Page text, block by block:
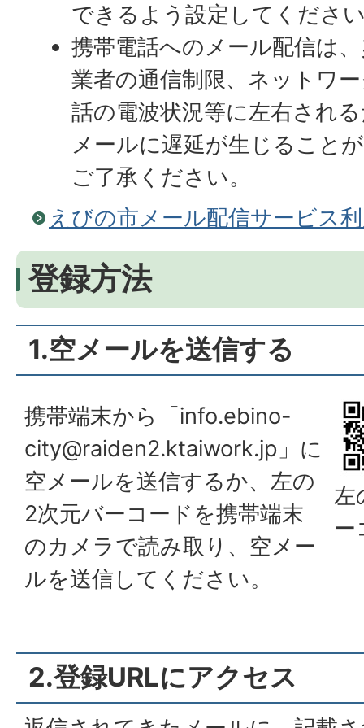
できるよう設定してくださ
携帯電話へのメール配信は
業者の通信制限、ネットワ
話の電波状況等に左右され
メールに遅延が生じること
ご了承ください。
えびの市メール配信サービス
登録方法
1.空メールを送信する
左
ー
携帯端末から「info.ebino-
city@raiden2.ktaiwork.jp 」に
空メールを送信するか、左の
2次元バーコードを携帯端末
のカメラで読み取り、空メー
ルを送信してください。
2.登録URLにアクセス